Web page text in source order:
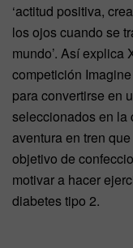
‘actitud positiva,
los ojos cuando se
mundo’. Así explica
competición
para convertirse en
seleccionados en la
aventura en tren
objetivo de
motivar a hacer
diabetes tipo 2.